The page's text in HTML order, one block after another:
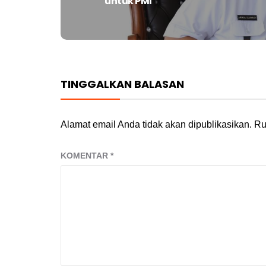
post:
TINGGALKAN BALASAN
Alamat email Anda tidak akan dipublikasikan.
KOMENTAR *